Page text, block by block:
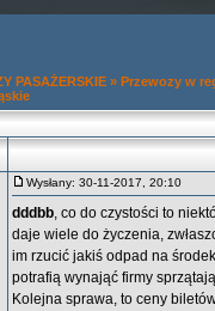
PASAŻERSKIE » Przewozy w
Wysłany: 30-11-2017, 20:10
dddbb, co do czystości to
daje wiele do życzenia,
im rzucić jakiś odpad na
potrafią wynająć firmy
Kolejna sprawa, to ceny